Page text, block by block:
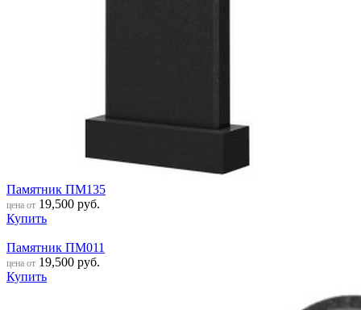
Памятник ПМ135
цена от 19,500 руб.
Купить
Памятник ПМ011
цена от 19,500 руб.
Купить